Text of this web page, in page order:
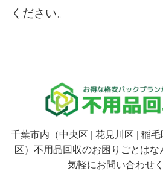
ください。
千葉市内（中央区 | 花見川区 | 稲
区）不用品回収のお困りごとは
気軽にお問い合わせく